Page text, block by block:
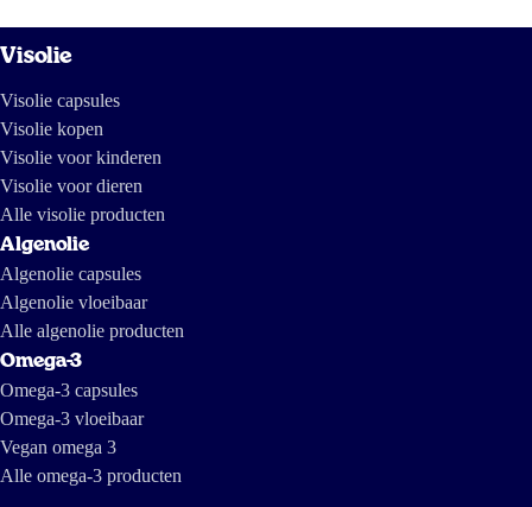
Visolie
Visolie capsules
Visolie kopen
Visolie voor kinderen
Visolie voor dieren
Alle visolie producten
Algenolie
Algenolie capsules
Algenolie vloeibaar
Alle algenolie producten
Omega-3
Omega-3 capsules
Omega-3 vloeibaar
Vegan omega 3
Alle omega-3 producten